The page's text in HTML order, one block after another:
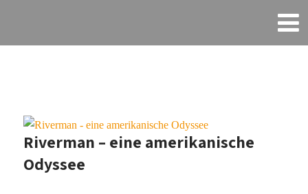
Riverman – eine amerikanische
Odyssee